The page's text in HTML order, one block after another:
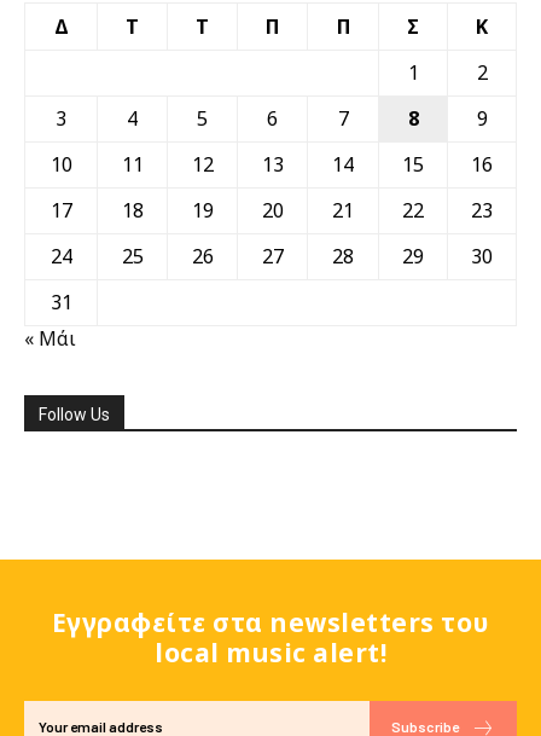
Δ
Τ Τ Π Π Σ
Κ
1
2
3
4 5 6 7 8
9
10
11 12 13 14 15
16
17
18 19 20 21 22
23
24
25 26 27 28 29
30
31
« Μάι
Follow Us
Εγγραφείτε στα newsletters του
local music alert!
Subscribe